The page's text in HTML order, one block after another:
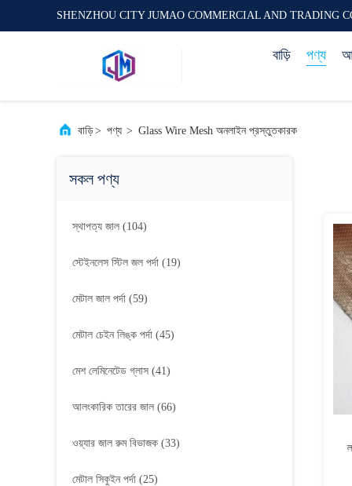
SHENZHOU CITY JUMAO COMMERCIAL AND TRADING
বাড়ি পণ্য
বাড়ি> পণ্য > Glass Wire Mesh অনলাইন প্রস্তুতকারক
সকল পণ্য
স্থাপত্য জাল (104)
স্টেইনলেস স্টিল জল পর্দা (19)
মেটাল জাল পর্দা (59)
মেটাল চেইন লিঙ্ক পর্দা (45)
মেশ লেমিনেটেড গ্লাস (41)
আলংকারিক তারের জাল (66)
ওয়্যার জাল রুম বিভাজক (33)
মেটাল সিকুইন পর্দা (25)